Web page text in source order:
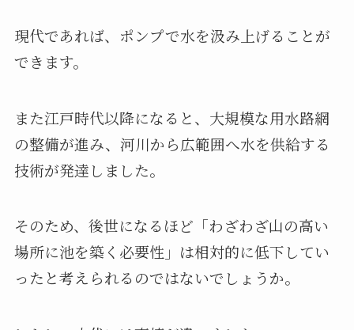
現代であれば、ポンプで水を汲み上げることが
できます。
また江戸時代以降になると、大規模な用水路網
の整備が進み、河川から広範囲へ水を供給する
技術が発達しました。
そのため、後世になるほど「わざわざ山の高い
場所に池を築く必要性」は相対的に低下してい
ったと考えられるのではないでしょうか。